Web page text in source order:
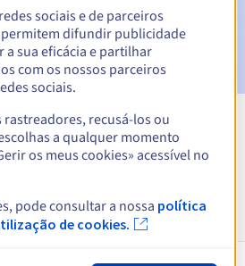
Grace Periodpara notificar a
domínio
as extensões
sobre .graphics
sociais e de parceiros
difundir publicidade
sua eficácia e partilhar
com os nossos parceiros
sociais.
recusá-los ou
a qualquer momento
os meus cookies» acessível no
pode consultar a nossa política
de cookies.